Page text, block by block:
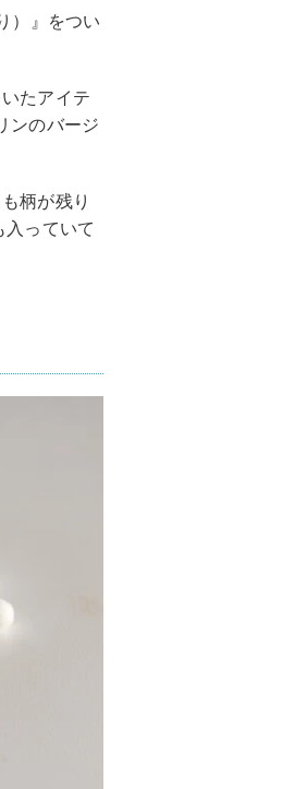
）』をつい
たアイテ
ンのバージ
柄が残り
っていて